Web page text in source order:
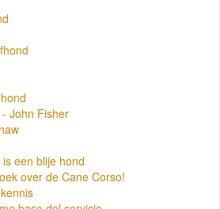
- John Fisher
een blije hond
over de Cane Corso!